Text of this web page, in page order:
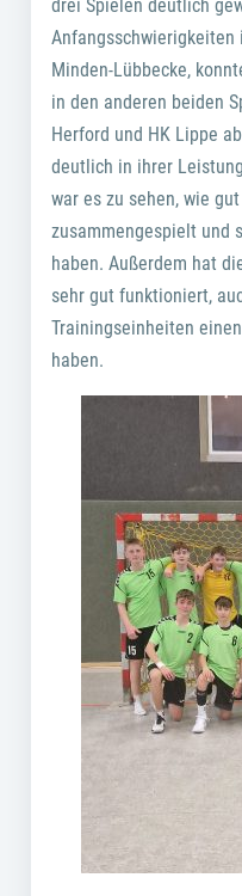
drei Spielen deutlich
Anfangsschwierigkeiten
Minden-Lübbecke,
in den anderen beiden
Herford und HK Lippe
deutlich in ihrer
war es zu sehen, wie
zusammengespielt und
haben. Außerdem hat
sehr gut funktioniert,
Trainingseinheiten
haben.